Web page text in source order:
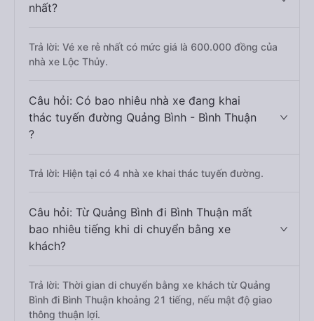
nhất?
Trả lời: Vé xe rẻ nhất có mức giá là 600.000 đồng của
nhà xe Lộc Thủy.
Câu hỏi: Có bao nhiêu nhà xe đang khai
thác tuyến đường Quảng Bình - Bình Thuận
?
Trả lời: Hiện tại có 4 nhà xe khai thác tuyến đường.
Câu hỏi: Từ Quảng Bình đi Bình Thuận mất
bao nhiêu tiếng khi di chuyển bằng xe
khách?
Trả lời: Thời gian di chuyển bằng xe khách từ Quảng
Bình đi Bình Thuận khoảng 21 tiếng, nếu mật độ giao
thông thuận lợi.